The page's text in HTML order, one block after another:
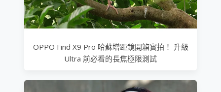
OPPO Find X9 Pro 哈蘇增距鏡開箱實拍！ 升級
Ultra 前必看的長焦極限測試